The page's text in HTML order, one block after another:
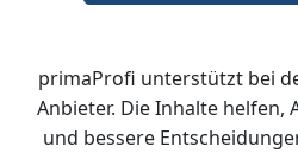
primaProfi unterstützt bei
Anbieter. Die Inhalte helfen,
und bessere